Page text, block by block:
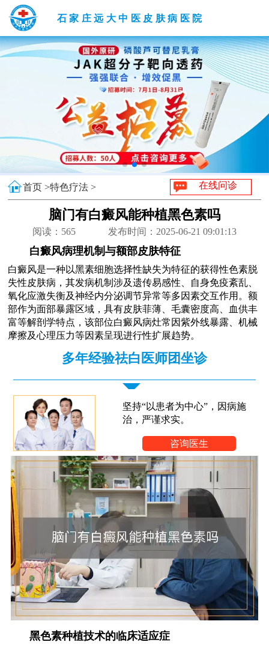
石家庄远大中医皮肤病医院
首页 >特色疗法 > 在线问诊
脑门有白癜风能种植黑色素吗
阅读： 565 发布时间：2025-06-21 09:01:13
白癜风病理机制与额部皮肤特征
白癜风是一种以黑素细胞选择性缺失为特征的获得性色素脱
失性皮肤病，其发病机制涉及遗传易感性、自身免疫紊乱、
氧化应激失衡及神经内分泌调节异常等多因素交互作用。额
部作为面部暴露区域，具有皮肤菲薄、毛囊密度高、血供丰
富等解剖学特点，该部位白癜风病灶常因紫外线暴露、机械
摩擦及心理压力等因素呈现进行性扩展趋势。
多年经验祛白医师团坐诊
坚持“以患者为中心”，因病施
治，严谨求实。
咨询医生
黑色素种植技术的临床适应症